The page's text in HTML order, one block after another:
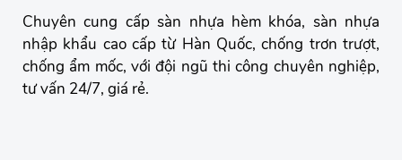
Chuyên cung cấp sàn nhựa hèm khóa, sàn nhựa
nhập khẩu cao cấp từ Hàn Quốc, chống trơn trượt,
chống ẩm mốc, với đội ngũ thi công chuyên nghiệp,
tư vấn 24/7, giá rẻ.